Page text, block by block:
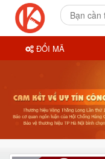
ĐỔI MÃ